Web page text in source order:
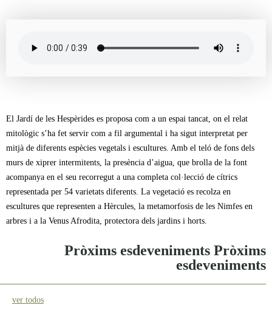
El Jardí de les Hespèrides es proposa com a un espai tancat, on el relat
mitològic s’ha fet servir com a fil argumental i ha sigut interpretat per
mitjà de diferents espècies vegetals i escultures. Amb el teló de fons dels
murs de xiprer intermitents, la presència d’aigua, que brolla de la font
acompanya en el seu recorregut a una completa col·lecció de cítrics
representada per 54 varietats diferents. La vegetació es recolza en
escultures que representen a Hèrcules, la metamorfosis de les Nimfes en
arbres i a la Venus Afrodita, protectora dels jardins i horts.
Pròxims esdeveniments Pròxims
esdeveniments
ver todos